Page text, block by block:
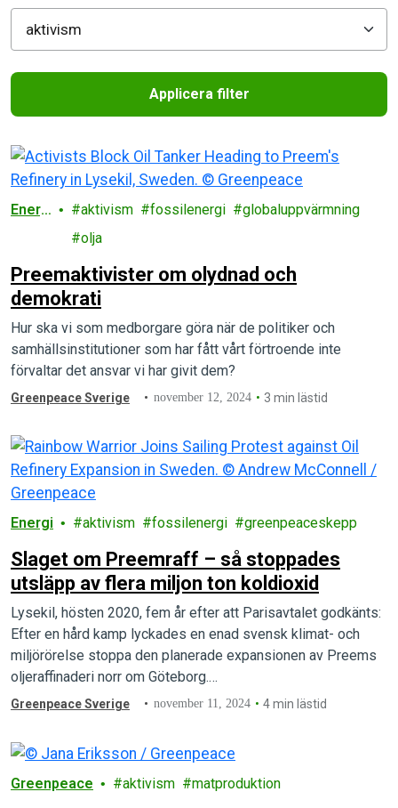
Applicera filter
Filtered results
Energ
aktivism fossilenergi
globaluppvärmning
olja
Preemaktivister om olydnad och
demokrati
Hur ska vi som medborgare göra när de politiker och
samhällsinstitutioner som har fått vårt förtroende inte
förvaltar det ansvar vi har givit dem?
Greenpeace Sverige november 12, 2024 3 min lästid
Energi aktivism fossilenergi greenpeaceskepp
Slaget om Preemraff – så stoppades
utsläpp av flera miljon ton koldioxid
Lysekil, hösten 2020, fem år efter att Parisavtalet godkänts:
Efter en hård kamp lyckades en enad svensk klimat- och
miljörörelse stoppa den planerade expansionen av Preems
oljeraffinaderi norr om Göteborg.…
Greenpeace Sverige november 11, 2024 4 min lästid
Greenpeace aktivism matproduktion